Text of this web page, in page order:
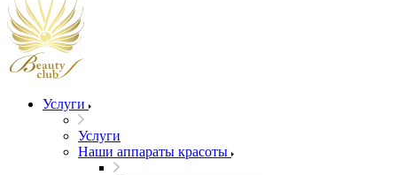
Услуги
Услуги
Наши аппараты красоты